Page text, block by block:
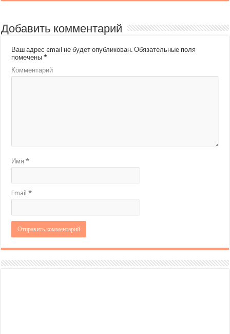
Добавить комментарий
Ваш адрес email не будет опубликован. Обязательные поля
помечены*
Комментарий
Имя*
Email*